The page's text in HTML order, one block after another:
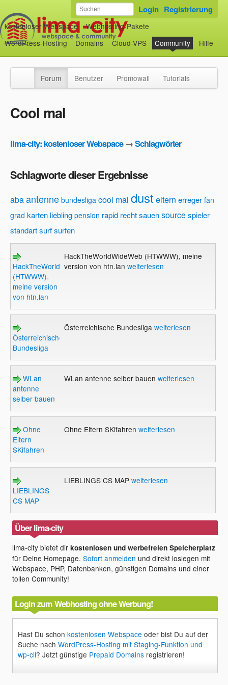
kostenloser Webspace
Webhosting-Pakete
WordPress-Hosting
Domains Cloud-VPS Community Hilfe
Login Registrierung
Forum Benutzer Promowall Tutorials
Cool mal
lima-city: kostenloser Webspace→Schlagwörter
Schlagworte dieser Ergebnisse
abaantenne bundesliga cool mal dust eltern erreger fan
grad karten liebling pension rapid rechtsauensourcespieler
standartsurfsurfen
HackTheWorldWideWeb
(HTWWW),
meine version
von htn.lan
HackTheWorldWideWeb (HTWWW), meine
version von htn.lan weiterlesen
Österreichische
Bundesliga
Österreichische Bundesliga weiterlesen
WLan
antenne
selber bauen
WLan antenne selber bauen weiterlesen
Ohne
Eltern
SKifahren
Ohne Eltern SKifahren weiterlesen
LIEBLINGS
CS MAP
LIEBLINGS CS MAP weiterlesen
Über lima-city
lima-city bietet dirkostenlosen und werbefreien Speicherplatz
für Deine Homepage.Sofort anmelden und direkt loslegen mit
Webspace, PHP, Datenbanken, günstigen Domains und einer
tollen Community!
Login zum Webhosting ohne Werbung!
Hast Du schonkostenlosen Webspace oder bist Du auf der
Suche nachWordPress-Hosting mit Staging-Funktion und
wp-cli? Jetzt günstige Prepaid Domains registrieren!